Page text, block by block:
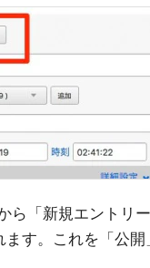
ら「新規エントリ
す。これを「公開